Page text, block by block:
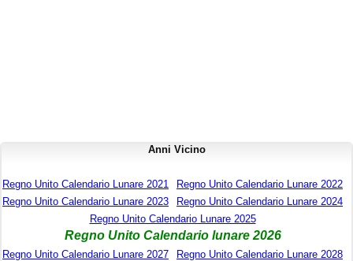
Anni Vicino
Regno Unito Calendario Lunare 2021
Regno Unito Calendario Lunare 2022
Regno Unito Calendario Lunare 2023
Regno Unito Calendario Lunare 2024
Regno Unito Calendario Lunare 2025
Regno Unito Calendario lunare 2026
Regno Unito Calendario Lunare 2027 Regno Unito Calendario Lunare 2028